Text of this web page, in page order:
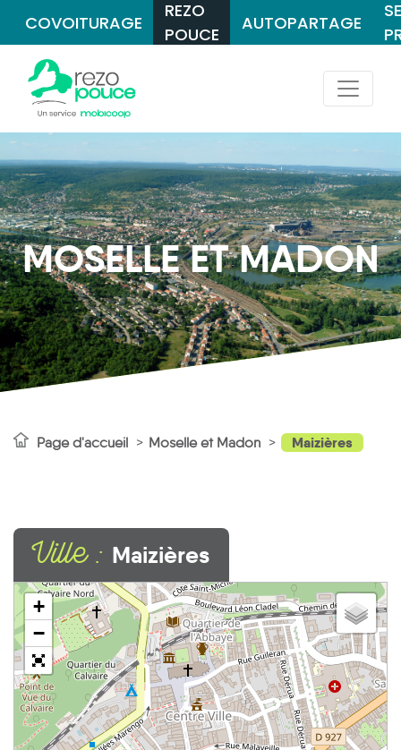
COVOITURAGE
REZO
POUCE
AUTOPARTAGE
MOSELLE ET MADON
Page d'accueil Moselle et Madon Maizières
Ville : Maizières
+
−